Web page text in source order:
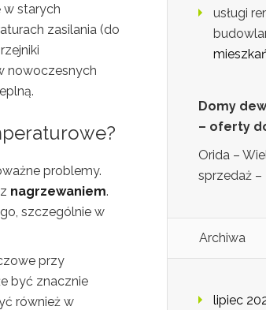
w starych
zasilania (do
nowoczesnych
problemy.
nagrzewaniem.
szczególnie w
przy
być znacznie
również w
usługi
Domy
– oferty
Orida –
sprzedaż
Archiwa
lipiec